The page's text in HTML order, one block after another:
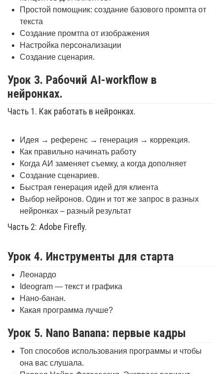
Простой помощник: создание базового промпта от
текста
Создание промтпа от изображения
Настройка персонализации
Создание сценария.
Урок 3. Рабочий AI-workflow в
нейронках.
Часть 1. Как работать в нейронках.
Идея → референс → генерация → коррекция.
Как правильно начинать работу
Когда АИ заменяет съемку, а когда дополняет
Создание сценариев.
Быстрая генерация идей для клиента
Выбор нейронов. Один и тот же запрос в разных
нейронках – разный результат
Часть 2: Adobe Firefly.
Урок 4. Инструменты для старта
Леонардо
Ideogram — текст и графика
Нано-банан.
Какая программа лучше?
Урок 5. Nano Banana: первые кадры
Топ способов использования программы и чтобы
она вас слушала.